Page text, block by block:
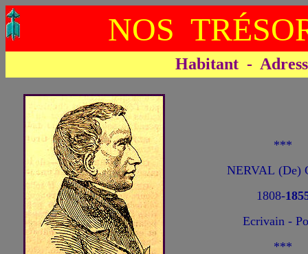
NOS
Habitant -
***
NERVAL (De)
1808-
Ecrivain -
***